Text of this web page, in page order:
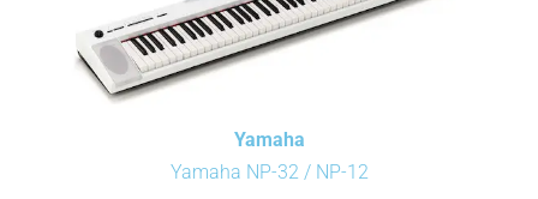
Yamaha
Yamaha NP-32 / NP-12